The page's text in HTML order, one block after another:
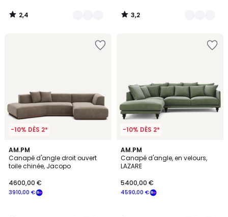
2,4
/
3,2
/
-10% DÈS 2*
AM.PM
Canapé d'angle droit ouvert
toile chinée, Jacopo
3910,00 €
4600,00 €
5
/
5
7
Couleurs
-10% DÈS 2*
AM.PM
Canapé d'angle, en velours,
LAZARE
4590,00 €
5400,00 €
5
/
5
16
Couleurs